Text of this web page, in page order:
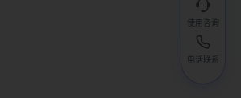
使用咨询
电话联系